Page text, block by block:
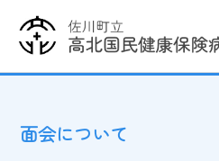
面会について